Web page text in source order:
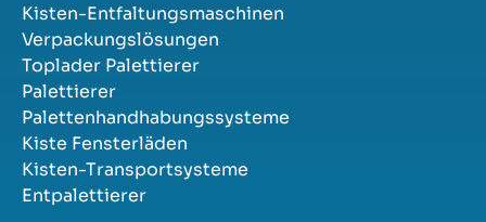
Kisten-Entfaltungsmaschinen
Verpackungslösungen
Toplader Palettierer
Palettierer
Palettenhandhabungssysteme
Kiste Fensterläden
Kisten-Transportsysteme
Entpalettierer